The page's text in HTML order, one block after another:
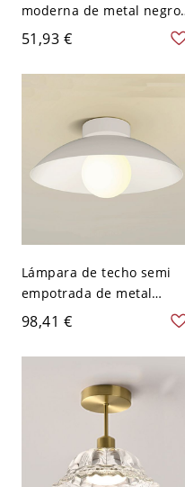
moderna de metal negro
con pantalla de vidrio
esmerilado - 110 A 120 V
Tazón
51,93 €
Lámpara de techo semi
empotrada de metal
plateado en forma de
moderna con pantalla de
vidrio blanco - Blanco 110
98,41 €